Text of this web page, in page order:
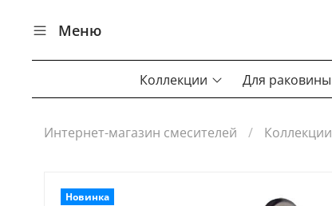
Меню
Коллекции Для раковины
Интернет-магазин смесителей Коллекции
Новинка